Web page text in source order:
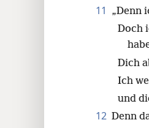
11
„Denn
Doch
Dich
Ich
und
12 Denn